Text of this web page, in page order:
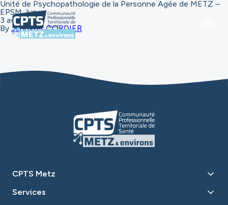
Unité de Psychopathologie de la Personne Agée de METZ –
EPSM Jury
3 avril 2025
By Jennyfer CORDIER
CPTS Metz
Services